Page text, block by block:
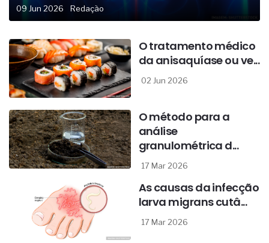
09 Jun 2026 Redação
O tratamento médico
da anisaquíase ou ve...
02 Jun 2026
O método para a
análise
granulométrica d...
17 Mar 2026
As causas da infecção
larva migrans cutâ...
17 Mar 2026